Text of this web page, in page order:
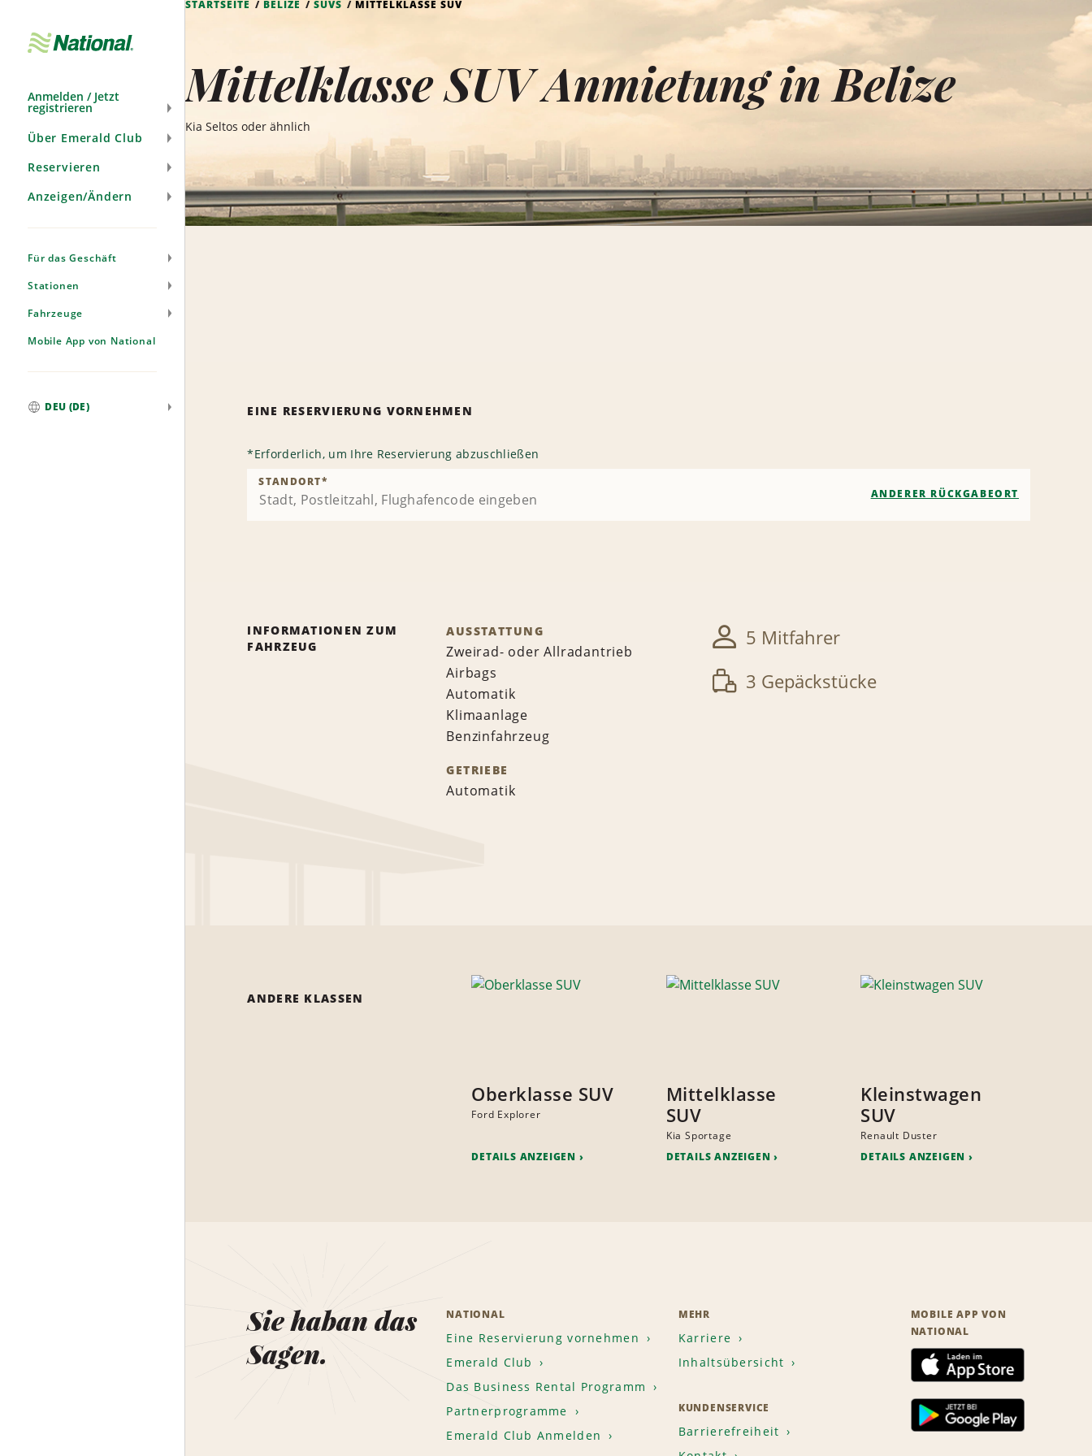
Anmelden / Jetzt
registrieren
Über Emerald Club
Reservieren
Anzeigen/Ändern
Für das Geschäft
Stationen
Fahrzeuge
Mobile App von National
DEU (DE)
STARTSEITE BELIZE SUVS MITTELKLASSE SUV
Mittelklasse SUV Anmietung in Belize
Kia Seltos oder ähnlich
EINE RESERVIERUNG VORNEHMEN
*Erforderlich, um Ihre Reservierung abzuschließen
STANDORT*
ANDERER RÜCKGABEORT
INFORMATIONEN ZUM
FAHRZEUG
AUSSTATTUNG
Zweirad- oder Allradantrieb
Airbags
Automatik
Klimaanlage
Benzinfahrzeug
GETRIEBE
Automatik
5 Mitfahrer
3 Gepäckstücke
ANDERE KLASSEN
Oberklasse SUV
Ford Explorer
DETAILS ANZEIGEN
Mittelklasse
SUV
Kia Sportage
DETAILS ANZEIGEN
Kleinstwagen
SUV
Renault Duster
DETAILS ANZEIGEN
Sie haban das
Sagen.
NATIONAL
Eine Reservierung vornehmen
Emerald Club
Das Business Rental Programm
Partnerprogramme
Emerald Club Anmelden
MEHR
Karriere
Inhaltsübersicht
KUNDENSERVICE
Barrierefreiheit
MOBILE APP VON
NATIONAL